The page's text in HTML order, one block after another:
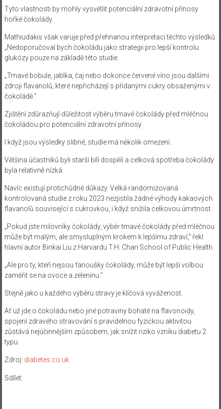
Tyto vlastnosti by mohly vysvětlit potenciální zdravotní přínosy
hořké čokolády.
Mathiudakis však varuje před přehnanou interpretací těchto výsledků:
„Nedoporučoval bych čokoládu jako strategii pro lepší kontrolu
glukózy pouze na základě této studie.
„Tmavé bobule, jablka, čaj nebo dokonce červené víno jsou dalšími
zdroji flavanolů, které nepřicházejí s přidanými cukry obsaženými v
čokoládě.“
Zjištění zdůrazňují důležitost výběru tmavé čokolády před mléčnou
čokoládou pro potenciální zdravotní přínosy.
I když jsou výsledky slibné, studie má několik omezení.
Většina účastníků byli starší bílí dospělí a celková spotřeba čokolády
byla relativně nízká.
Navíc existují protichůdné důkazy. Velká randomizovaná
kontrolovaná studie z roku 2023 nezjistila žádné výhody kakaových
flavanolů související s cukrovkou, i když snížila celkovou úmrtnost.
„Pokud jste milovníky čokolády, výběr tmavé čokolády před mléčnou
může být malým, ale smysluplným krokem k lepšímu zdraví,“ řekl
hlavní autor Binkai Liu z Harvardu T.H. Chan School of Public Health.
„Ale pro ty, kteří nejsou fanoušky čokolády, může být lepší volbou
zaměřit se na ovoce a zeleninu.“
Stejně jako u každého výběru stravy je klíčová vyváženost.
Ať už jde o čokoládu nebo jiné potraviny bohaté na flavonoidy,
spojení zdravého stravování s pravidelnou fyzickou aktivitou
zůstává nejúčinnějším způsobem, jak snížit riziko vzniku diabetu 2.
typu.
Zdroj: diabetes.co.uk
Sdílet: